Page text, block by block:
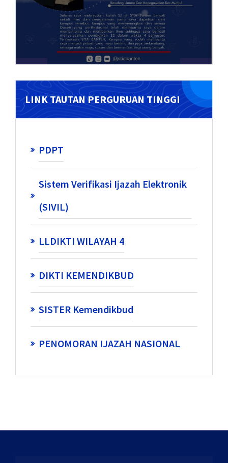
LINK TAUTAN PERGURUAN TINGGI
PDPT
Sistem Verifikasi Ijazah Elektronik
(SIVIL)
LLDIKTI WILAYAH 4
DIKTI KEMENDIKBUD
SISTER Kemendikbud
PENOMORAN IJAZAH NASIONAL